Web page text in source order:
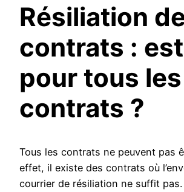
Résiliation
contrats :
pour tous les
contrats ?
Tous les contrats ne peuvent pas
effet, il existe des contrats où
courrier de résiliation ne suffit